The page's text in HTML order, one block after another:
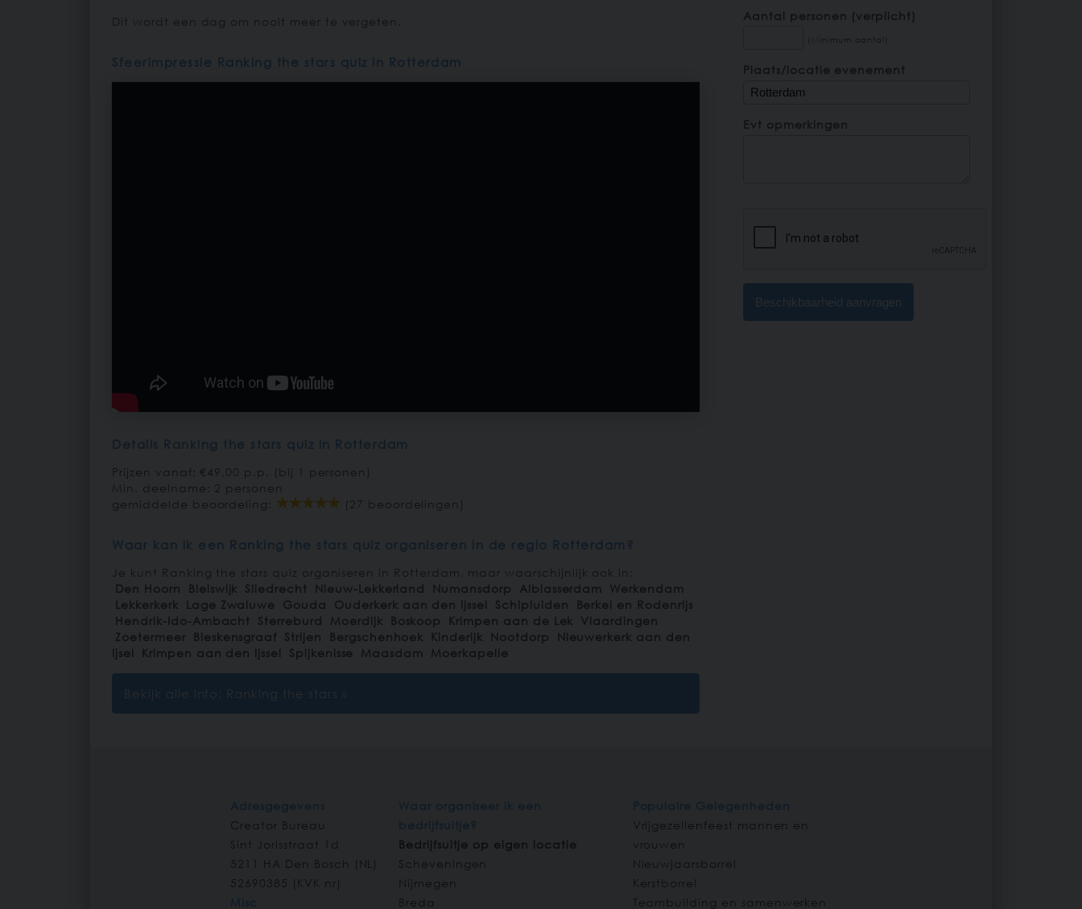
Dit wordt een dag om nooit meer te vergeten.
Sfeerimpressie Ranking the stars quiz in Rotterdam
Details Ranking the stars quiz in Rotterdam
Prijzen vanaf: €49,00 p.p. (bij 1 personen)
Min. deelname: 2 personen
gemiddelde beoordeling:
(27 beoordelingen)
Waar kan ik een Ranking the stars quiz organiseren in de regio Rotterdam?
Je kunt Ranking the stars quiz organiseren in Rotterdam, maar waarschijnlijk ook in:
Den Hoorn
Bleiswijk Sliedrecht Nieuw-Lekkerland Numansdorp Alblasserdam
Werkendam
Lekkerkerk
Lage Zwaluwe Gouda Ouderkerk aan den Ijssel Schipluiden
Berkel en Rodenrijs
Hendrik-Ido-Ambacht Sterreburd Moerdijk Boskoop Krimpen aan de Lek
Vlaardingen
Zoetermeer
Bleskensgraaf Strijen Bergschenhoek Kinderijk Nootdorp
Nieuwerkerk aan den
Ijsel
Krimpen aan den Ijssel Spijkenisse Maasdam Moerkapelle
Bekijk alle info: Ranking the stars »
Aantal personen (verplicht)
(Minimum aantal)
Plaats/locatie evenement
Evt opmerkingen
Creator Bureau
Sint Jorisstraat 1d
5211 HA Den Bosch ( NL)
52690385 (KVK nr)
Bedrijfsuitje op eigen locatie
Scheveningen
Nijmegen
Breda
Vrijgezellenfeest mannen en
vrouwen
Nieuwjaarsborrel
Kerstborrel
Teambuilding en samenwerken